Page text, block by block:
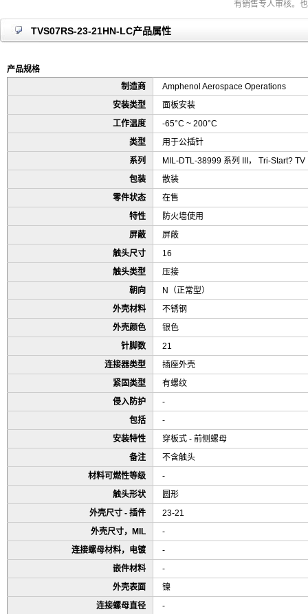
有销售专人审核。
TVS07RS-23-21HN-LC产品属性
产品规格
制造商
Amphenol Aerospace Operations
安装类型
面板安装
工作温度
-65°C ~ 200°C
类型
用于公插针
系列
MIL-DTL-38999 系列 III， Tri-Start? TV
包装
散装
零件状态
在售
特性
防火墙使用
屏蔽
屏蔽
触头尺寸
16
触头类型
压接
朝向
N（正常型）
外壳材料
不锈钢
外壳颜色
银色
针脚数
21
连接器类型
插座外壳
紧固类型
有螺纹
侵入防护
-
包括
-
安装特性
穿板式 - 前侧螺母
备注
不含触头
材料可燃性等级
-
触头形状
圆形
外壳尺寸 - 插件
23-21
外壳尺寸，MIL
-
连接螺母材料，电镀
-
嵌件材料
-
外壳表面
镍
连接螺母直径
-